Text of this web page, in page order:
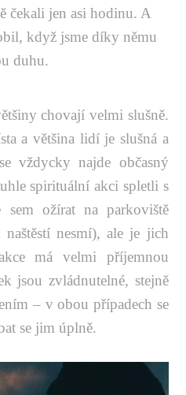
čekali jen asi hodinu. A
když jsme díky němu
duhu.
chovají velmi slušně.
a většina lidí je slušná a
vždycky najde občasný
spirituální akci spletli s
ožírat na parkoviště
nesmí), ale je jich
má velmi příjemnou
jsou zvládnutelné, stejně
– v obou případech se
se jim úplně.